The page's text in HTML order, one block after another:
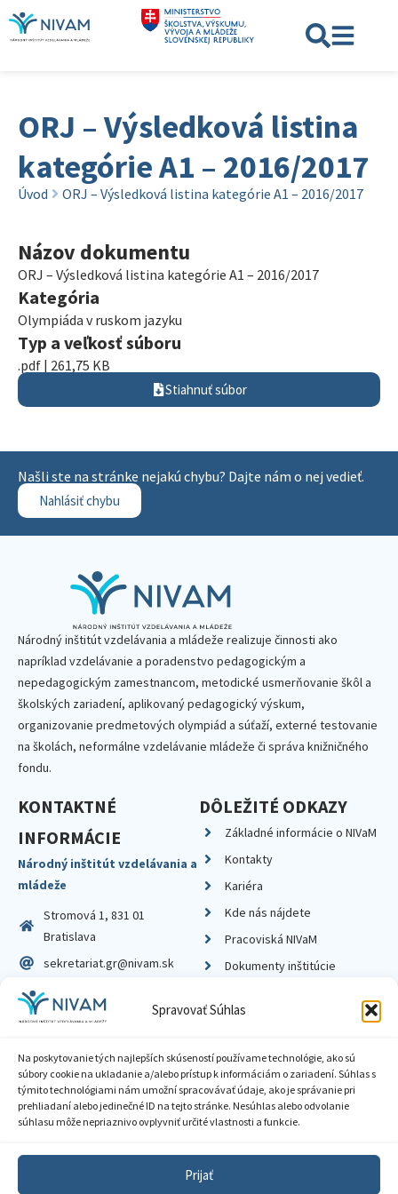
Spravovať Súhlas
Na poskytovanie tých najlepších skúseností používame technológie, ako sú
súbory cookie na ukladanie a/alebo prístup k informáciám o zariadení. Súhlas s
týmito technológiami nám umožní spracovávať údaje, ako je správanie pri
prehliadaní alebo jedinečné ID na tejto stránke. Nesúhlas alebo odvolanie
súhlasu môže nepriaznivo ovplyvniť určité vlastnosti a funkcie.
Prijať
ORJ – Výsledková listina
kategórie A1 – 2016/2017
Úvod ORJ – Výsledková listina kategórie A1 – 2016/2017
Názov dokumentu
ORJ – Výsledková listina kategórie A1 – 2016/2017
Kategória
Olympiáda v ruskom jazyku
Typ a veľkosť súboru
.pdf | 261,75 KB
Stiahnuť súbor
Našli ste na stránke nejakú chybu? Dajte nám o nej vedieť.
Nahlásiť chybu
Národný inštitút vzdelávania a mládeže realizuje činnosti ako
napríklad vzdelávanie a poradenstvo pedagogickým a
nepedagogickým zamestnancom, metodické usmerňovanie škôl a
školských zariadení, aplikovaný pedagogický výskum,
organizovanie predmetových olympiád a súťaží, externé testovanie
na školách, neformálne vzdelávanie mládeže či správa knižničného
fondu.
KONTAKTNÉ
INFORMÁCIE
Národný inštitút vzdelávania a
mládeže
Stromová 1, 831 01
Bratislava
sekretariat.gr@nivam.sk
IČO: 00164348
DIČ: 2020798714
DÔLEŽITÉ ODKAZY
Základné informácie o NIVaM
Kontakty
Kariéra
Kde nás nájdete
Pracoviská NIVaM
Dokumenty inštitúcie
Zásady ochrany súkromia
Sprístupnenie informácií